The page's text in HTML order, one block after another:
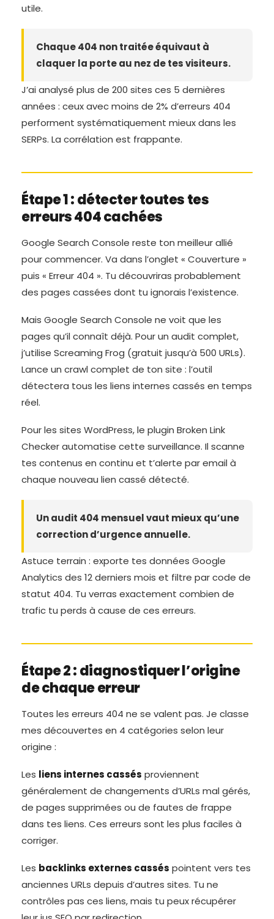
utile.
Chaque 404 non traitée équivaut à
claquer la porte au nez de tes visiteurs.
J’ai analysé plus de 200 sites ces 5 dernières
années : ceux avec moins de 2% d’erreurs 404
performent systématiquement mieux dans les
SERPs. La corrélation est frappante.
Étape 1 : détecter toutes tes
erreurs 404 cachées
Google Search Console reste ton meilleur allié
pour commencer. Va dans l’onglet « Couverture »
puis « Erreur 404 ». Tu découvriras probablement
des pages cassées dont tu ignorais l’existence.
Mais Google Search Console ne voit que les
pages qu’il connaît déjà. Pour un audit complet,
j’utilise Screaming Frog (gratuit jusqu’à 500 URLs).
Lance un crawl complet de ton site : l’outil
détectera tous les liens internes cassés en temps
réel.
Pour les sites WordPress, le plugin Broken Link
Checker automatise cette surveillance. Il scanne
tes contenus en continu et t’alerte par email à
chaque nouveau lien cassé détecté.
Un audit 404 mensuel vaut mieux qu’une
correction d’urgence annuelle.
Astuce terrain : exporte tes données Google
Analytics des 12 derniers mois et filtre par code de
statut 404. Tu verras exactement combien de
trafic tu perds à cause de ces erreurs.
Étape 2 : diagnostiquer l’origine
de chaque erreur
Toutes les erreurs 404 ne se valent pas. Je classe
mes découvertes en 4 catégories selon leur
origine :
Les liens internes cassés proviennent
généralement de changements d’URLs mal gérés,
de pages supprimées ou de fautes de frappe
dans tes liens. Ces erreurs sont les plus faciles à
corriger.
Les backlinks externes cassés pointent vers tes
anciennes URLs depuis d’autres sites. Tu ne
contrôles pas ces liens, mais tu peux récupérer